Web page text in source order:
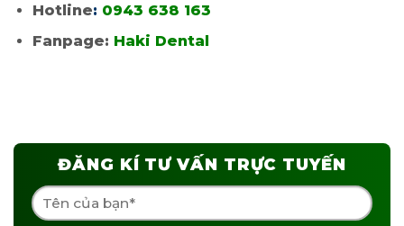
Hotline: 0943 638 163
Fanpage: Haki Dental
ĐĂNG KÍ TƯ VẤN TRỰC TUYẾN